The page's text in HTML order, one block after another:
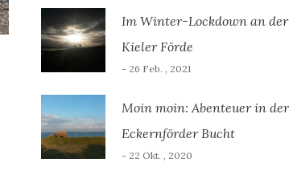
Im Winter-Lockdown an der
Kieler Förde
- 26 Feb. , 2021
Moin moin: Abenteuer in der
Eckernförder Bucht
- 22 Okt. , 2020